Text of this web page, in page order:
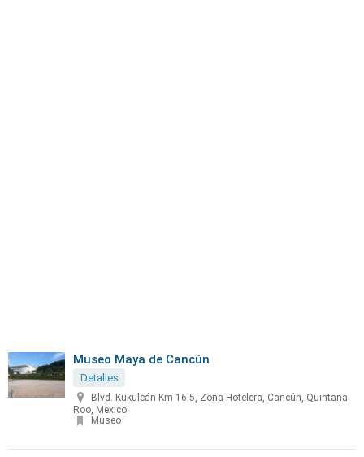
Museo Maya de Cancún
Detalles
Blvd. Kukulcán Km 16.5, Zona Hotelera, Cancún, Quintana
Roo, Mexico
Museo